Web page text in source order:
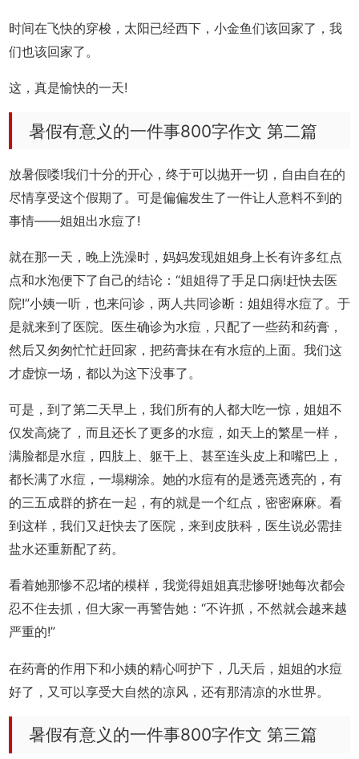
时间在飞快的穿梭，太阳已经西下，小金鱼们该回家了，我
们也该回家了。
这，真是愉快的一天!
暑假有意义的一件事800字作文 第二篇
放暑假喽!我们十分的开心，终于可以抛开一切，自由自在的
尽情享受这个假期了。可是偏偏发生了一件让人意料不到的
事情——姐姐出水痘了!
就在那一天，晚上洗澡时，妈妈发现姐姐身上长有许多红点
点和水泡便下了自己的结论：“姐姐得了手足口病!赶快去医
院!”小姨一听，也来问诊，两人共同诊断：姐姐得水痘了。于
是就来到了医院。医生确诊为水痘，只配了一些药和药膏，
然后又匆匆忙忙赶回家，把药膏抹在有水痘的上面。我们这
才虚惊一场，都以为这下没事了。
可是，到了第二天早上，我们所有的人都大吃一惊，姐姐不
仅发高烧了，而且还长了更多的水痘，如天上的繁星一样，
满脸都是水痘，四肢上、躯干上、甚至连头皮上和嘴巴上，
都长满了水痘，一塌糊涂。她的水痘有的是透亮透亮的，有
的三五成群的挤在一起，有的就是一个红点，密密麻麻。看
到这样，我们又赶快去了医院，来到皮肤科，医生说必需挂
盐水还重新配了药。
看着她那惨不忍堵的模样，我觉得姐姐真悲惨呀!她每次都会
忍不住去抓，但大家一再警告她：“不许抓，不然就会越来越
严重的!”
在药膏的作用下和小姨的精心呵护下，几天后，姐姐的水痘
好了，又可以享受大自然的凉风，还有那清凉的水世界。
暑假有意义的一件事800字作文 第三篇